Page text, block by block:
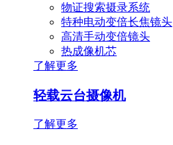
物证搜索摄录系统
特种电动变倍长焦镜头
高清手动变倍镜头
热成像机芯
了解更多
轻载云台摄像机
了解更多